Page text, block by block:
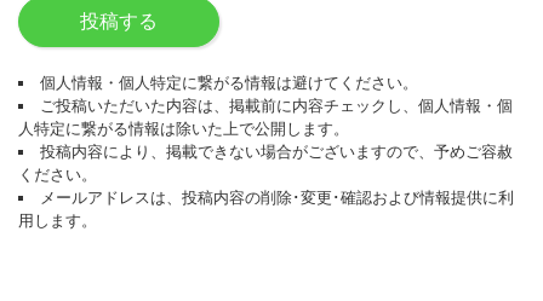
投稿する
個人情報・個人特定に繋がる情報は避けてください。
ご投稿いただいた内容は、掲載前に内容チェックし、個人情報・個
人特定に繋がる情報は除いた上で公開します。
投稿内容により、掲載できない場合がございますので、予めご容赦
ください。
メールアドレスは、投稿内容の削除･変更･確認および情報提供に利
用します。